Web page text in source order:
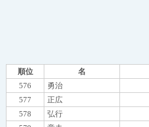
順位 名
576
勇治
577
正広
578
弘行